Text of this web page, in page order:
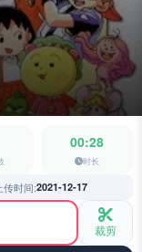
00:28
时长
传时间:2021-12-17
裁剪